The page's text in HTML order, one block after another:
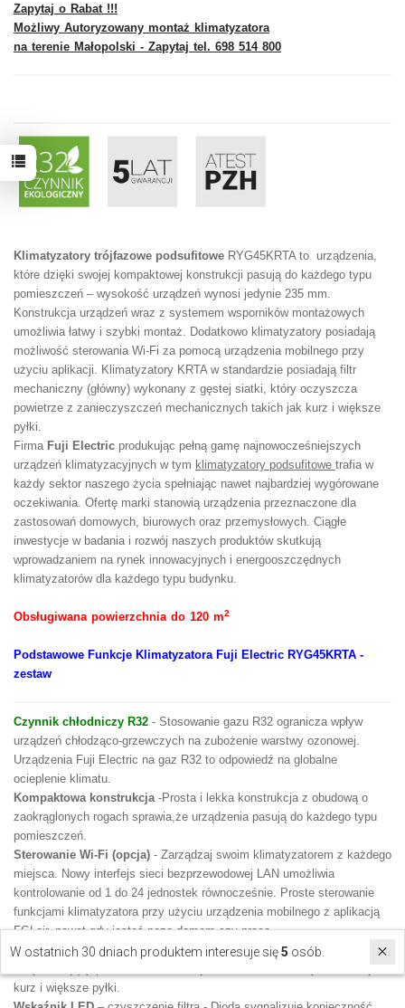
Zapytaj o Rabat !!!
Możliwy Autoryzowany montaż klimatyzatora
na terenie Małopolski - Zapytaj tel. 698 514 800
Klimatyzatory trójfazowe podsufitowe RYG45KRTA to urządzenia,
które dzięki swojej kompaktowej konstrukcji pasują do każdego typu
pomieszczeń – wysokość urządzeń wynosi jedynie 235 mm.
Konstrukcja urządzeń wraz z systemem wsporników montażowych
umożliwia łatwy i szybki montaż. Dodatkowo klimatyzatory posiadają
możliwość sterowania Wi-Fi za pomocą urządzenia mobilnego przy
użyciu aplikacji. Klimatyzatory KRTA w standardzie posiadają filtr
mechaniczny (główny) wykonany z gęstej siatki, który oczyszcza
powietrze z zanieczyszczeń mechanicznych takich jak kurz i większe
pyłki.
Firma Fuji Electric produkując pełną gamę najnowocześniejszych
urządzeń klimatyzacyjnych w tym klimatyzatory podsufitowe trafia w
każdy sektor naszego życia spełniając nawet najbardziej wygórowane
oczekiwania. Ofertę marki stanowią urządzenia przeznaczone dla
zastosowań domowych, biurowych oraz przemysłowych. Ciągłe
inwestycje w badania i rozwój naszych produktów skutkują
wprowadzaniem na rynek innowacyjnych i energooszczędnych
klimatyzatorów dla każdego typu budynku.
Obsługiwana powierzchnia do 120 m2
Podstawowe Funkcje Klimatyzatora Fuji Electric RYG45KRTA -
zestaw
Czynnik chłodniczy R32 - Stosowanie gazu R32 ogranicza wpływ
urządzeń chłodząco-grzewczych na zubożenie warstwy ozonowej.
Urządzenia Fuji Electric na gaz R32 to odpowiedź na globalne
ocieplenie klimatu.
Kompaktowa konstrukcja-Prosta i lekka konstrukcja z obudową o
zaokrąglonych rogach sprawia,że urządzenia pasują do każdego typu
pomieszczeń.
Sterowanie Wi-Fi (opcja) - Zarządzaj swoim klimatyzatorem z każdego
miejsca. Nowy interfejs sieci bezprzewodowej LAN umożliwia
kontrolowanie od 1 do 24 jednostek równocześnie. Proste sterowanie
funkcjami klimatyzatora przy użyciu urządzenia mobilnego z aplikacją
FGLair, nawet gdy jesteś poza domem czy pracą.
Filtr mechaniczny (główny)- Główny filtr wykonany z gęstej siatki,
kurz i większe pyłki.
W ostatnich 30 dniach produktem interesuje się5 osób.